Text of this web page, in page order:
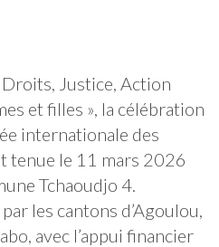
Droits, Justice, Action
et filles », la célébration
internationale des
tenue le 11 mars 2026
Tchaoudjo 4.
les cantons d’Agoulou,
avec l’appui financier